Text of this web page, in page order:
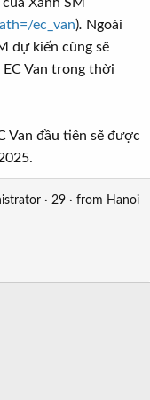
ec_van). Ngoài
dự kiến cũng sẽ
Van trong thời
Van đầu tiên sẽ được
· 29 · from Hanoi